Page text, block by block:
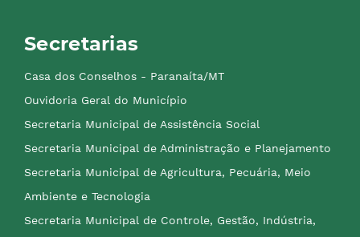
Secretarias
Casa dos Conselhos - Paranaíta/MT
Ouvidoria Geral do Município
Secretaria Municipal de Assistência Social
Secretaria Municipal de Administração e Planejamento
Secretaria Municipal de Agricultura, Pecuária, Meio
Ambiente e Tecnologia
Secretaria Municipal de Controle, Gestão, Indústria,